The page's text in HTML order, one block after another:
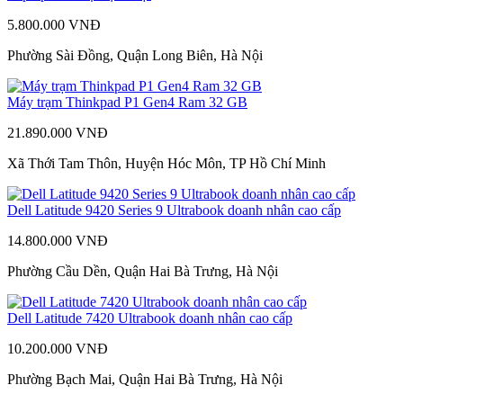
5.800.000 VNĐ
Phường Sài Đồng, Quận Long Biên, Hà Nội
Máy trạm Thinkpad P1 Gen4 Ram 32 GB
21.890.000 VNĐ
Xã Thới Tam Thôn, Huyện Hóc Môn, TP Hồ Chí Minh
Dell Latitude 9420 Series 9 Ultrabook doanh nhân cao cấp
14.800.000 VNĐ
Phường Cầu Dền, Quận Hai Bà Trưng, Hà Nội
Dell Latitude 7420 Ultrabook doanh nhân cao cấp
10.200.000 VNĐ
Phường Bạch Mai, Quận Hai Bà Trưng, Hà Nội